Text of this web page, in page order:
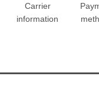
Carrier
information